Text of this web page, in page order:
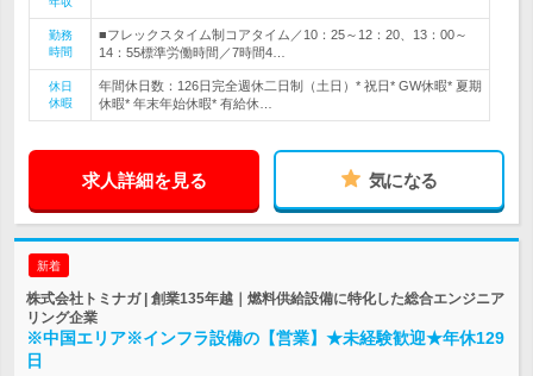
勤務
時間
■フレックスタイム制コアタイム／10：25～12：20、13：00～
14：55標準労働時間／7時間4…
休日
休暇
年間休日数：126日完全週休二日制（土日）* 祝日* GW休暇* 夏期
休暇* 年末年始休暇* 有給休…
求人詳細を見る 気になる
新着
株式会社トミナガ | 創業135年越｜燃料供給設備に特化した総合エンジニア
リング企業
※中国エリア※インフラ設備の【営業】★未経験歓迎★年休129
日